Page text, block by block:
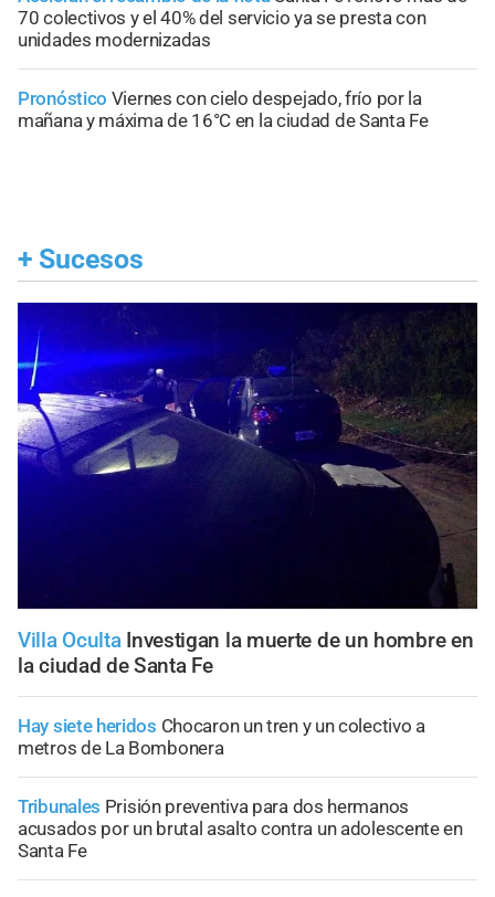
70 colectivos y el 40% del servicio ya se presta con
unidades modernizadas
Pronóstico Viernes con cielo despejado, frío por la
mañana y máxima de 16°C en la ciudad de Santa Fe
+ Sucesos
Villa Oculta Investigan la muerte de un hombre en
la ciudad de Santa Fe
Hay siete heridos Chocaron un tren y un colectivo a
metros de La Bombonera
Tribunales Prisión preventiva para dos hermanos
acusados por un brutal asalto contra un adolescente en
Santa Fe